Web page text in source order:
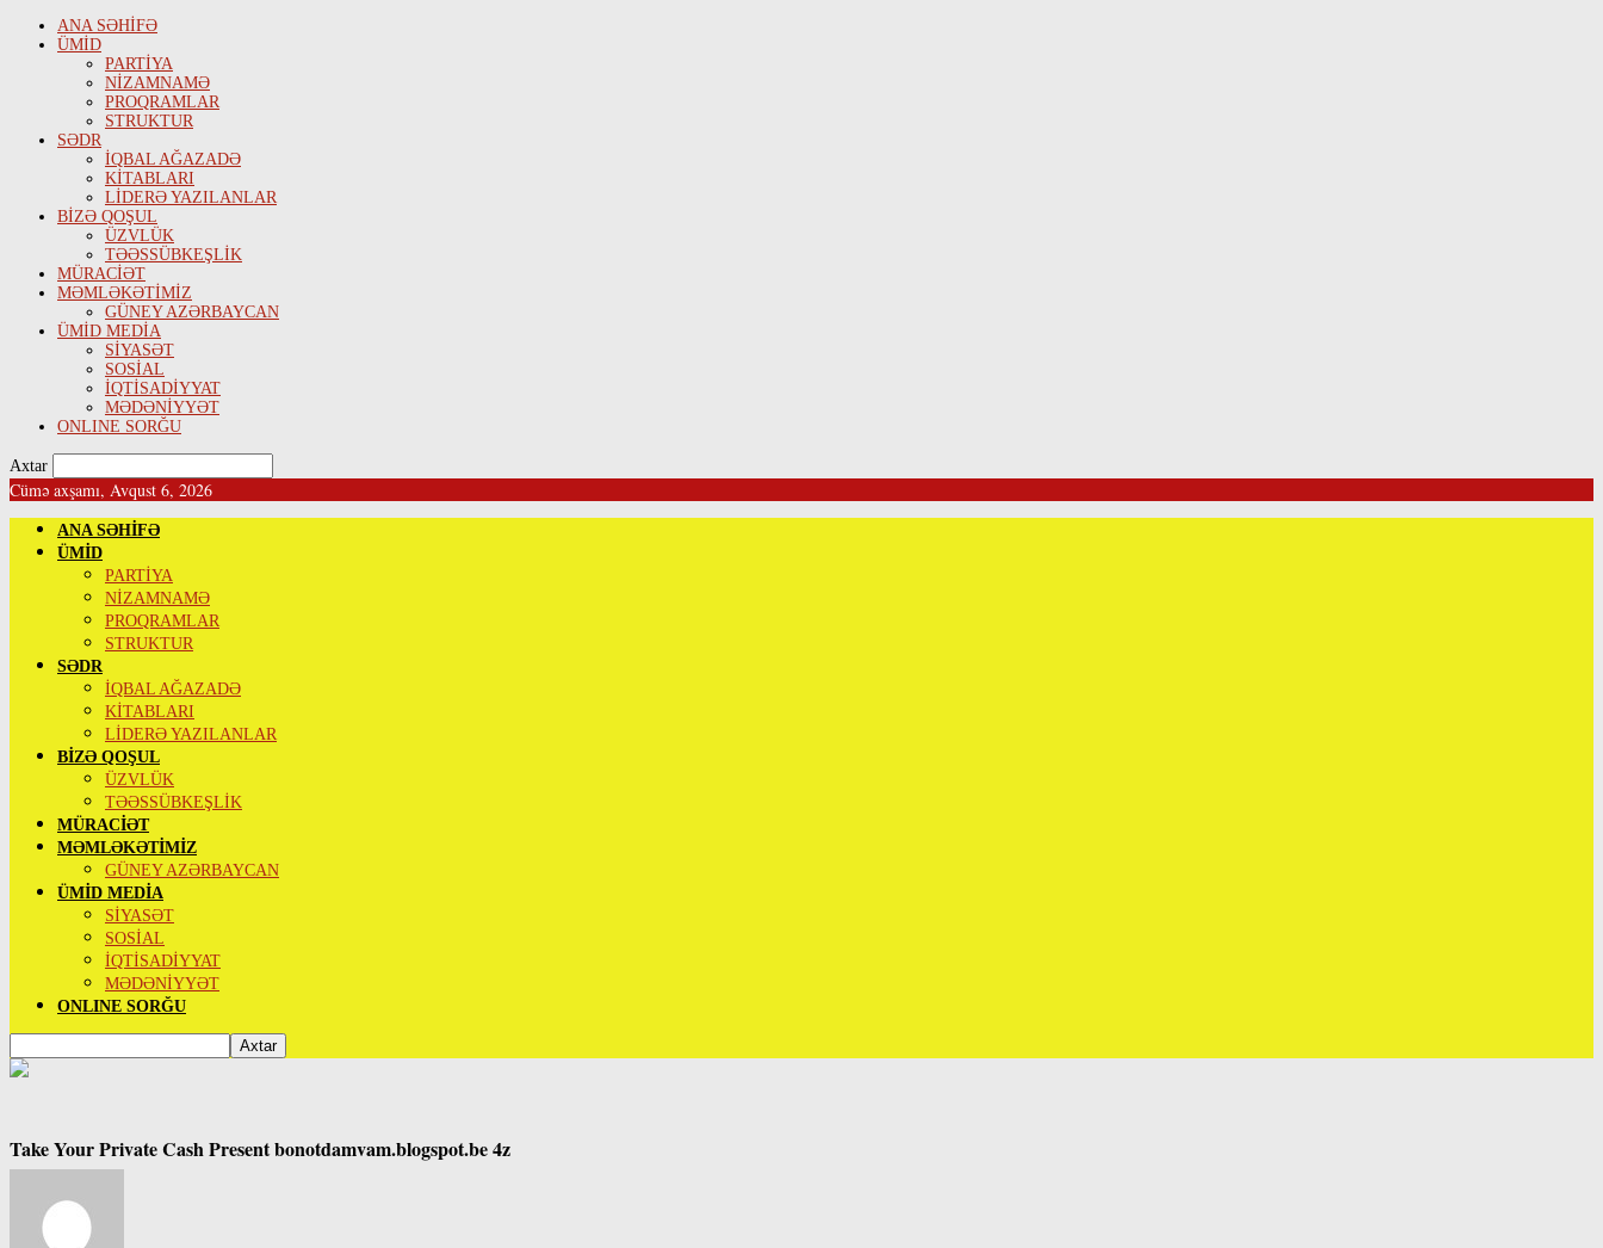
ANA SƏHİFƏ
ÜMİD
PARTİYA
NİZAMNAMƏ
PROQRAMLAR
STRUKTUR
SƏDR
İQBAL AĞAZADƏ
KİTABLARI
LİDERƏ YAZILANLAR
BİZƏ QOŞUL
ÜZVLÜK
TƏƏSSÜBKEŞLİK
MÜRACİƏT
MƏMLƏKƏTİMİZ
GÜNEY AZƏRBAYCAN
ÜMİD MEDİA
SİYASƏT
SOSİAL
İQTİSADİYYAT
MƏDƏNİYYƏT
ONLINE SORĞU
Axtar
Cümə axşamı, Avqust 6, 2026
ANA SƏHİFƏ
ÜMİD
PARTİYA
NİZAMNAMƏ
PROQRAMLAR
STRUKTUR
SƏDR
İQBAL AĞAZADƏ
KİTABLARI
LİDERƏ YAZILANLAR
BİZƏ QOŞUL
ÜZVLÜK
TƏƏSSÜBKEŞLİK
MÜRACİƏT
MƏMLƏKƏTİMİZ
GÜNEY AZƏRBAYCAN
ÜMİD MEDİA
SİYASƏT
SOSİAL
İQTİSADİYYAT
MƏDƏNİYYƏT
ONLINE SORĞU
Take Your Private Cash Present bonotdamvam.blogspot.be 4z